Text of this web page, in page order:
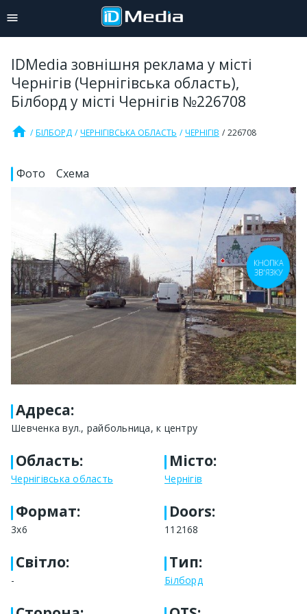
IDMedia зовнішня реклама у місті
Чернігів (Чернігівська область),
Білборд у місті Чернігів №226708
home БІЛБОРД ЧЕРНІГІВСЬКА ОБЛАСТЬ ЧЕРНІГІВ 226708
Фото Схема
Адреса:
Шевченка вул., райбольница, к центру
Область:
Чернігівська область
Місто:
Чернігів
Формат:
3x6
Doors:
112168
Світло:
-
Тип:
Білборд
КНОПКА
ЗВ'ЯЗКУ